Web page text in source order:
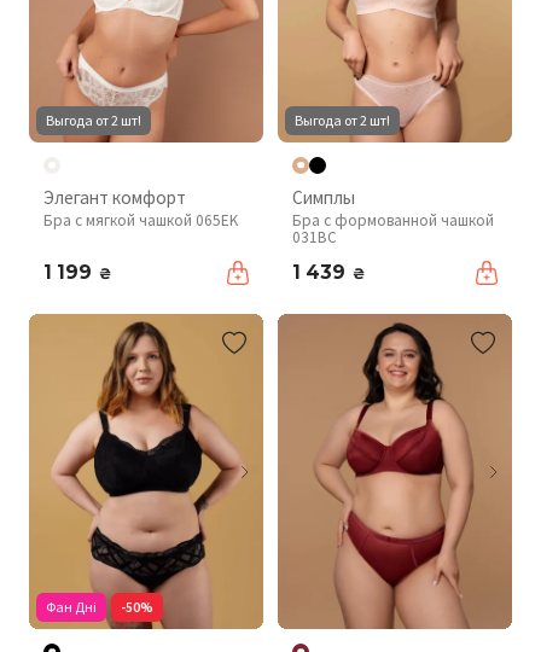
Выгода от 2 шт!
Элегант комфорт
Бра с мягкой чашкой 065EK
1 199 ₴
Выгода от 2 шт!
Симплы
Бра с формованной чашкой
031BC
1 439 ₴
Фан Дні -50%